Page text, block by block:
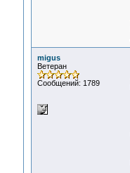
migus
Ветеран
Сообщений: 1789